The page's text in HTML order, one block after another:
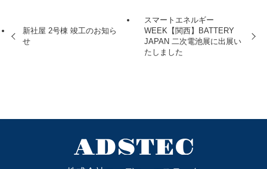
新社屋 2号棟 竣工のお知ら
せ
スマートエネルギー
WEEK【関西】BATTERY
JAPAN 二次電池展に出展い
たしました